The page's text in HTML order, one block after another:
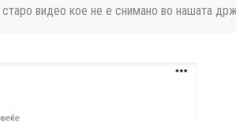
видео кое не е снимано во нашата